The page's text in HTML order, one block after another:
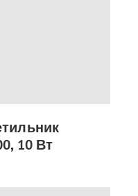
10 Вт